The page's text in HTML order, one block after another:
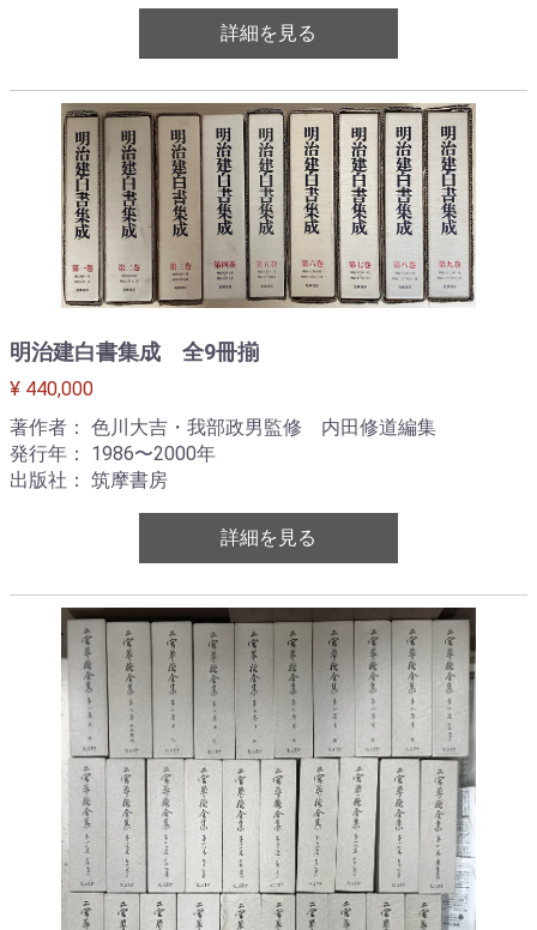
詳細を見る
明治建白書集成 全9冊揃
¥ 440,000
著作者： 色川大吉・我部政男監修 内田修道編集
発行年： 1986〜2000年
出版社： 筑摩書房
詳細を見る